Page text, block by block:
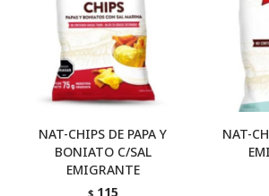
NAT-CHIPS DE PAPA Y
BONIATO C/SAL
EMIGRANTE
$ 115
NAT-